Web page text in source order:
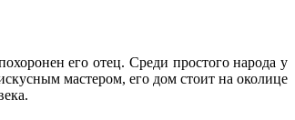
его отец. Среди простого народа у
мастером, его дом стоит на околице